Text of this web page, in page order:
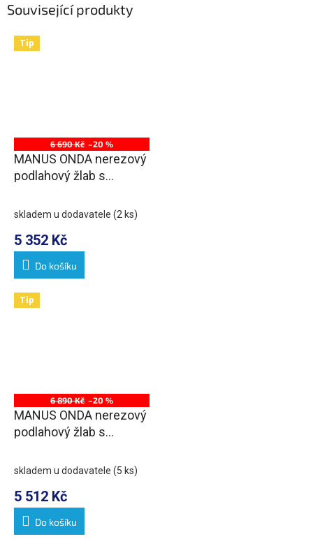
Související produkty
Tip
6 690 Kč –20 %
MANUS ONDA nerezový
podlahový žlab s
skladem u dodavatele (2 ks)
5 352 Kč
Do košíku
Tip
6 890 Kč –20 %
MANUS ONDA nerezový
podlahový žlab s
skladem u dodavatele (5 ks)
5 512 Kč
Do košíku